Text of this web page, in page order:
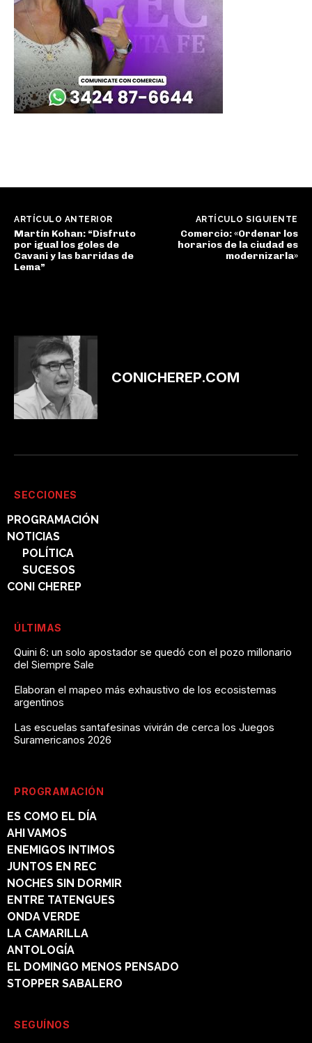
ARTÍCULO ANTERIOR
Martín Kohan: “Disfruto
por igual los goles de
Cavani y las barridas de
Lema”
ARTÍCULO SIGUIENTE
Comercio: «Ordenar los
horarios de la ciudad es
modernizarla»
CONICHEREP.COM
SECCIONES
PROGRAMACIÓN
NOTICIAS
POLÍTICA
SUCESOS
CONI CHEREP
ÚLTIMAS
Quini 6: un solo apostador se quedó con el pozo millonario
del Siempre Sale
Elaboran el mapeo más exhaustivo de los ecosistemas
argentinos
Las escuelas santafesinas vivirán de cerca los Juegos
Suramericanos 2026
PROGRAMACIÓN
ES COMO EL DÍA
AHI VAMOS
ENEMIGOS INTIMOS
JUNTOS EN REC
NOCHES SIN DORMIR
ENTRE TATENGUES
ONDA VERDE
LA CAMARILLA
ANTOLOGÍA
EL DOMINGO MENOS PENSADO
STOPPER SABALERO
SEGUÍNOS